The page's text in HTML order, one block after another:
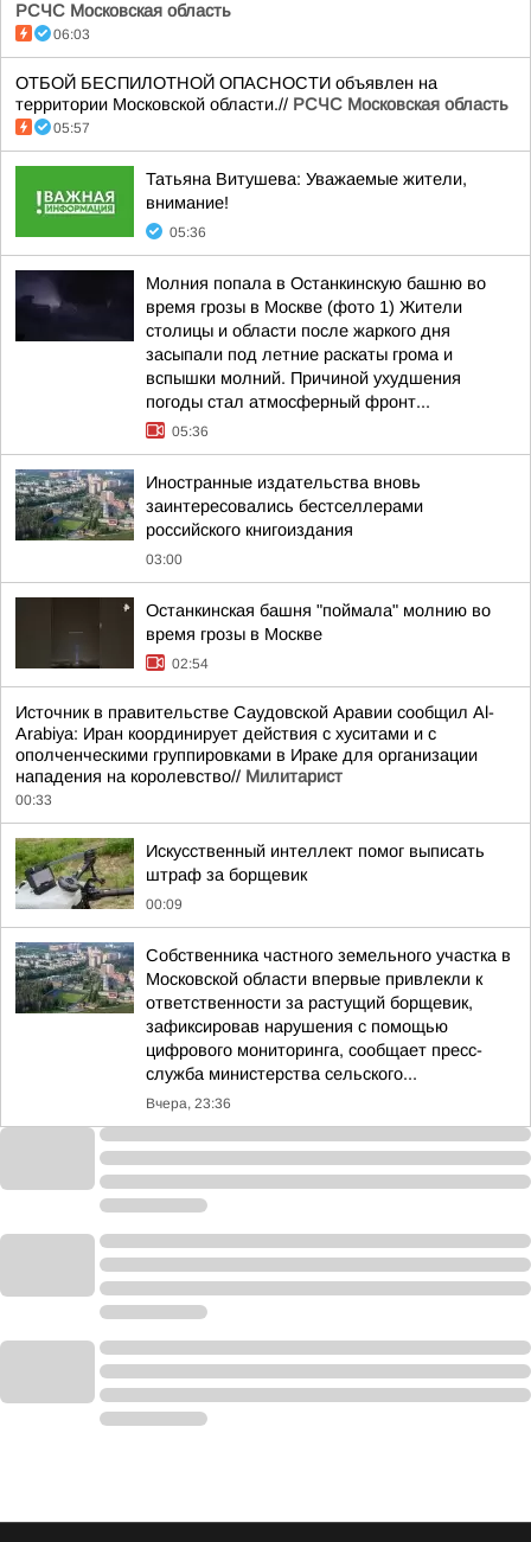
РСЧС Московская область
06:03
ОТБОЙ БЕСПИЛОТНОЙ ОПАСНОСТИ объявлен на
территории Московской области.// РСЧС Московская область
05:57
Татьяна Витушева: Уважаемые жители,
внимание!
05:36
Молния попала в Останкинскую башню во
время грозы в Москве (фото 1) Жители
столицы и области после жаркого дня
засыпали под летние раскаты грома и
вспышки молний. Причиной ухудшения
погоды стал атмосферный фронт...
05:36
Иностранные издательства вновь
заинтересовались бестселлерами
российского книгоиздания
03:00
Останкинская башня "поймала" молнию во
время грозы в Москве
02:54
Источник в правительстве Саудовской Аравии сообщил Al-
Arabiya: Иран координирует действия с хуситами и с
ополченческими группировками в Ираке для организации
нападения на королевство// Милитарист
00:33
Искусственный интеллект помог выписать
штраф за борщевик
00:09
Собственника частного земельного участка в
Московской области впервые привлекли к
ответственности за растущий борщевик,
зафиксировав нарушения с помощью
цифрового мониторинга, сообщает пресс-
служба министерства сельского...
Вчера, 23:36